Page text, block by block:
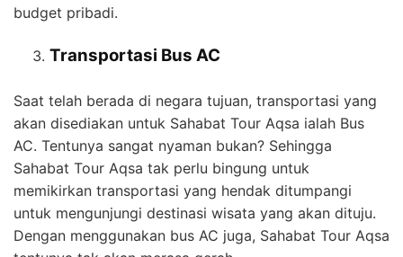
budget pribadi.
Transportasi Bus AC
Saat telah berada di negara tujuan, transportasi yang
akan disediakan untuk Sahabat Tour Aqsa ialah Bus
AC. Tentunya sangat nyaman bukan? Sehingga
Sahabat Tour Aqsa tak perlu bingung untuk
memikirkan transportasi yang hendak ditumpangi
untuk mengunjungi destinasi wisata yang akan dituju.
Dengan menggunakan bus AC juga, Sahabat Tour Aqsa